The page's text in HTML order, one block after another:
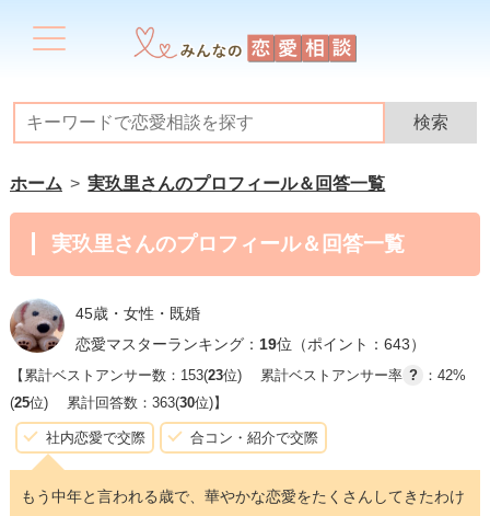
ホーム 実玖里さんのプロフィール＆回答一覧
実玖里さんのプロフィール＆回答一覧
45歳・女性・既婚
恋愛マスターランキング： 19位（ポイント：643）
【累計ベストアンサー数：153(23位) 累計ベストアンサー率 ?
：42%
(25位) 累計回答数：363(30位)】
社内恋愛で交際 合コン・紹介で交際
もう中年と言われる歳で、華やかな恋愛をたくさんしてきたわけ